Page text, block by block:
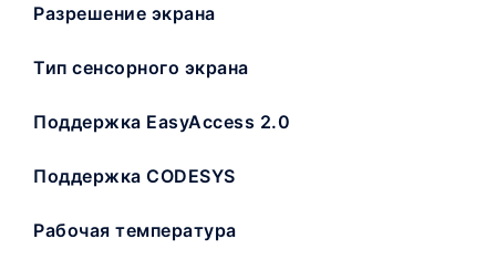
Разрешение экрана
Тип сенсорного экрана
Поддержка EasyAccess 2.0
Поддержка CODESYS
Рабочая температура